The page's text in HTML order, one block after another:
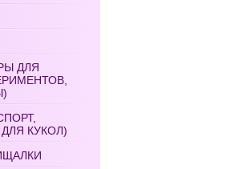
ДЛЯ
КУКОЛ)